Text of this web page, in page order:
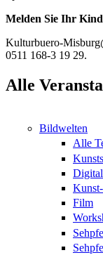
Melden Sie Ihr
Kulturbuero-
0511 168-3 19 29.
Alle
Bildwelten
Alle
Film